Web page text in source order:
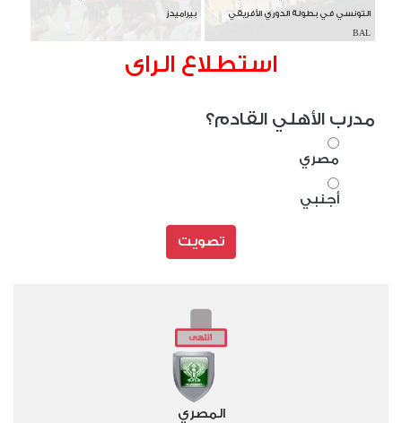
التونسي في بطولة الدوري الأفريقي
BAL
بيراميدز
استطلاع الراى
مدرب الأهلي القادم؟
مصري
أجنبي
تصويت
المصري